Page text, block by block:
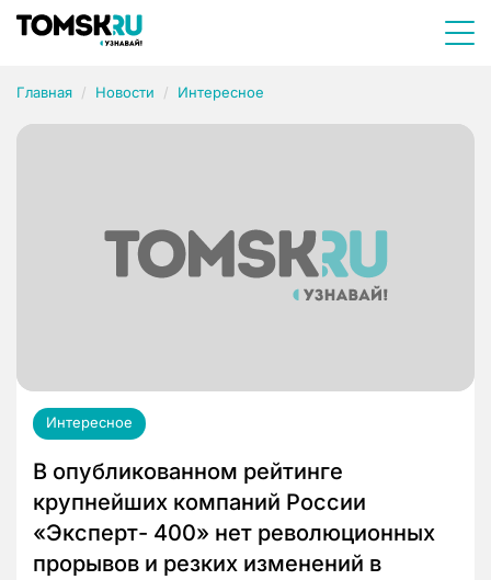
Главная Новости Интересное
Интересное
В опубликованном рейтинге
крупнейших компаний России
«Эксперт- 400» нет революционных
прорывов и резких изменений в